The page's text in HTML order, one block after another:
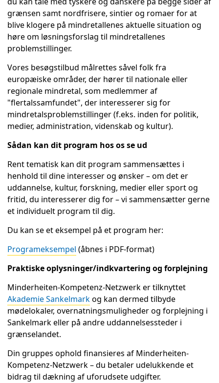
grænsen samt nordfrisere, sintier og romaer for at
blive klogere på mindretallenes aktuelle situation og
høre om løsningsforslag til mindretallenes
problemstillinger.
Vores besøgstilbud målrettes såvel folk fra
europæiske områder, der hører til nationale eller
regionale mindretal, som medlemmer af
"flertalssamfundet", der interesserer sig for
mindretalsproblemstillinger (f.eks. inden for politik,
medier, administration, videnskab og kultur).
Sådan kan dit program hos os se ud
Rent tematisk kan dit program sammensættes i
henhold til dine interesser og ønsker – om det er
uddannelse, kultur, forskning, medier eller sport og
fritid, du interesserer dig for – vi sammensætter gerne
et individuelt program til dig.
Du kan se et eksempel på et program her:
Programeksempel (åbnes i PDF-format)
Praktiske oplysninger/indkvartering og forplejning
Minderheiten-Kompetenz-Netzwerk er tilknyttet
Akademie Sankelmarkog kan dermed tilbyde
mødelokaler, overnatningsmuligheder og forplejning i
Sankelmark eller på andre uddannelsessteder i
grænselandet.
Din gruppes ophold finansieres af Minderheiten-
Kompetenz-Netzwerk – du betaler udelukkende et
bidrag til dækning af uforudsete udgifter.